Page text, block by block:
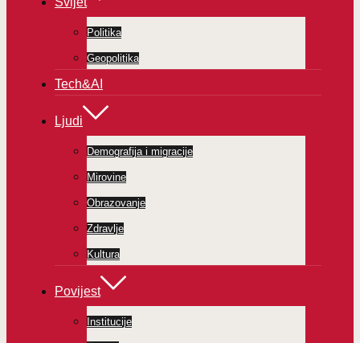
Politika
Geopolitika
Tech&AI
Ljudi
Demografija i migracije
Mirovine
Obrazovanje
Zdravlje
Kultura
Povijest
Institucije